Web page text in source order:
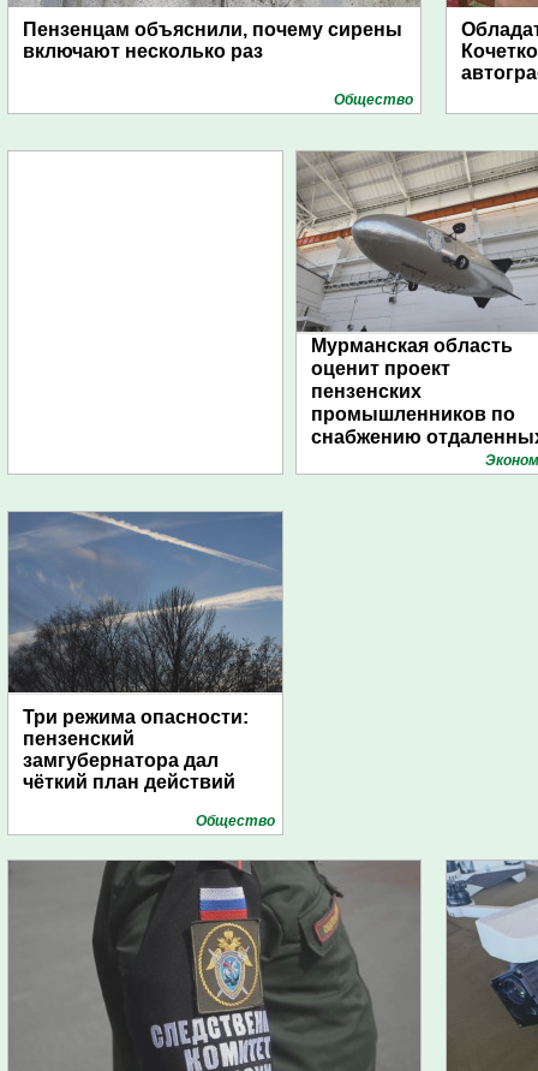
Пензенцам объяснили, почему сирены
включают несколько раз
Общество
Мурманская область
оценит проект
пензенских
промышленников по
снабжению
поселений с помощью
Три режима опасности:
пензенский
замгубернатора дал
чёткий план действий
Общество